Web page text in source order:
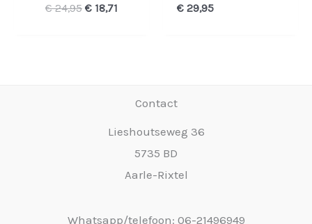
€24,95 Oorspronkelijke
€ 18,71 € 29,95
Contact
Lieshoutseweg 36
5735 BD
Aarle-Rixtel
Whatsapp/telefoon: 06-21496949